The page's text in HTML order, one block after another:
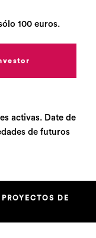
100 euros.
activas. Date de
de futuros
DE